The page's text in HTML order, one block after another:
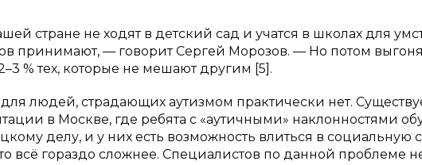
стране не ходят в детский сад и учатся в школах для
принимают, — говорит Сергей Морозов. — Но потом
% тех, которые не мешают другим [5].
людей, страдающих аутизмом практически нет.
в Москве, где ребята c «аутичными» наклонностями
делу, и у них есть возможность влиться в социальную
всё гораздо сложнее. Специалистов по данной проблеме